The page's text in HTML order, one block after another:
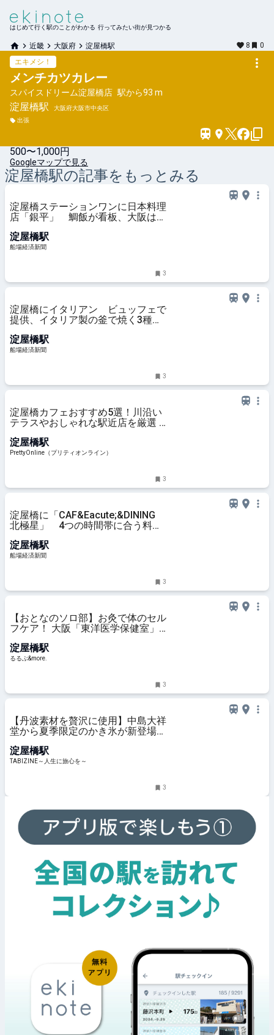
はじめて行く駅のことがわかる 行ってみたい街が見つかる
近畿 大阪府 淀屋橋駅 8
0
エキメシ！
メンチカツカレー
スパイスドリーム淀屋橋店 駅から93 m
淀屋橋駅
大阪府大阪市中央区
出張
500〜1,000円
Googleマップで見る
淀屋橋駅の記事をもっとみる
淀屋橋ステーションワンに日本料理
店「銀平」 鯛飯が看板、大阪は5
淀屋橋駅
船場経済新聞
3
淀屋橋にイタリアン ビュッフェで
提供、イタリア製の釜で焼く3種の
淀屋橋駅
船場経済新聞
3
淀屋橋カフェおすすめ5選！川沿い
テラスやおしゃれな駅近店を厳選 |
淀屋橋駅
PrettyOnline（プリティオンライン）
3
淀屋橋に「CAF&Eacute;&DINING
北極星」 4つの時間帯に合う料理
淀屋橋駅
船場経済新聞
3
【おとなのソロ部】お灸で体のセル
フケア！ 大阪「東洋医学保健室」
加｜るるぶ&more.
淀屋橋駅
るるぶ&more.
3
【丹波素材を贅沢に使用】中島大祥
堂から夏季限定のかき氷が新登場！
に旅心を～
淀屋橋駅
TABIZINE～人生に旅心を～
3